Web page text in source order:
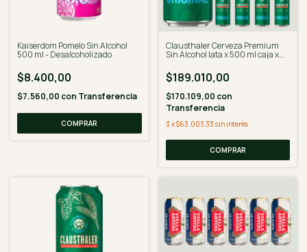
Kaiserdom Pomelo Sin Alcohol
500 ml - Desalcoholizado
$8.400,00
$7.560,00 con Transferencia
Clausthaler Cerveza Premium
Sin Alcohol lata x 500 ml caja x
$189.010,00
$170.109,00 con
Transferencia
3 x$63.003,33 sin interés